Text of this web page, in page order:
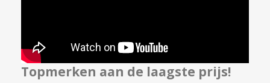
Topmerken aan de laagste prijs!